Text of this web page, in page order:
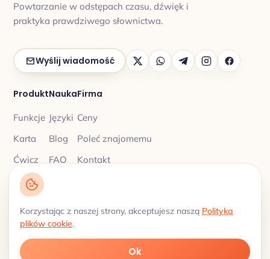
Powtarzanie w odstępach czasu, dźwięk i
praktyka prawdziwego słownictwa.
Wyślij wiadomość
Produkt
Funkcje
Karta
Ćwicz
Nauka
Języki
Blog
FAQ
Firma
Ceny
Poleć znajomemu
Kontakt
© 2026 My Lingua Cards ·
Słownictwo z odstępami · Języki 18
Korzystając z naszej strony, akceptujesz naszą Polityka
plików cookie.
Ok